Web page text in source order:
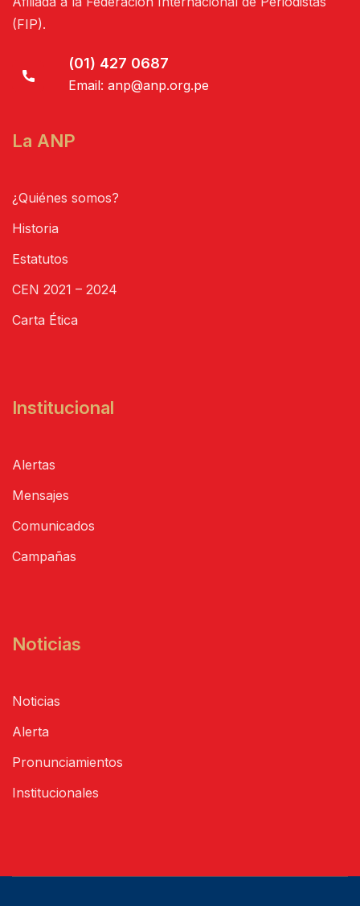
(FIP).
(01) 427 0687
Email: anp@anp.org.pe
La ANP
¿Quiénes somos?
Historia
Estatutos
CEN 2021 – 2024
Carta Ética
Institucional
Alertas
Mensajes
Comunicados
Campañas
Noticias
Noticias
Alerta
Pronunciamientos
Institucionales